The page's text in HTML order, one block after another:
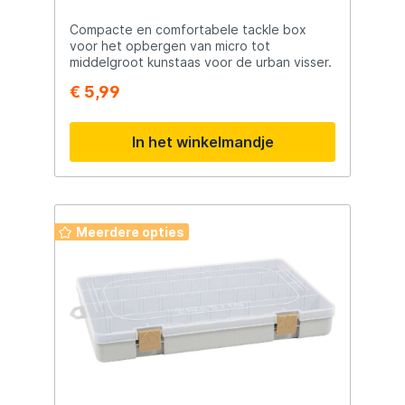
Compacte en comfortabele tackle box
voor het opbergen van micro tot
middelgroot kunstaas voor de urban visser.
€ 5,99
In het winkelmandje
Meerdere opties